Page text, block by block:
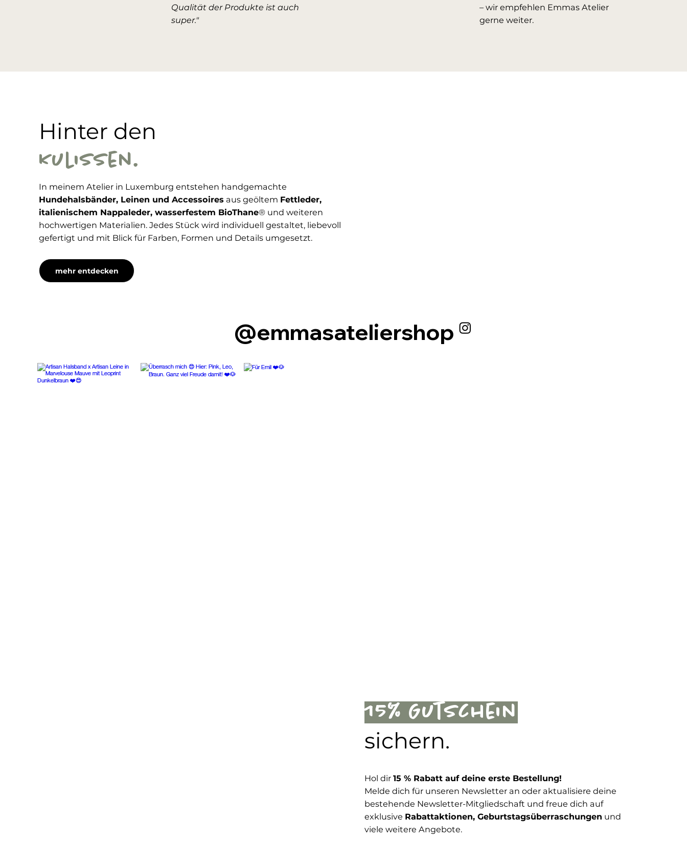
Qualität der Produkte ist auch
super."
– wir empfehlen Emmas Atelier
gerne weiter.
Hinter den
Kulissen.
In meinem Atelier in Luxemburg entstehen handgemachte
Hundehalsbänder, Leinen und Accessoires aus geöltem Fettleder,
italienischem Nappaleder, wasserfestem BioThane® und weiteren
hochwertigen Materialien. Jedes Stück wird individuell gestaltet, liebevoll
gefertigt und mit Blick für Farben, Formen und Details umgesetzt.
mehr entdecken
@emmasateliershop
15% Gutschein
sichern.
Hol dir15 % Rabatt auf deine erste Bestellung!
Melde dich für unseren Newsletter an oder aktualisiere deine
bestehende Newsletter-Mitgliedschaft und freue dich auf
exklusive Rabattaktionen, Geburtstagsüberraschungen und
viele weitere Angebote.